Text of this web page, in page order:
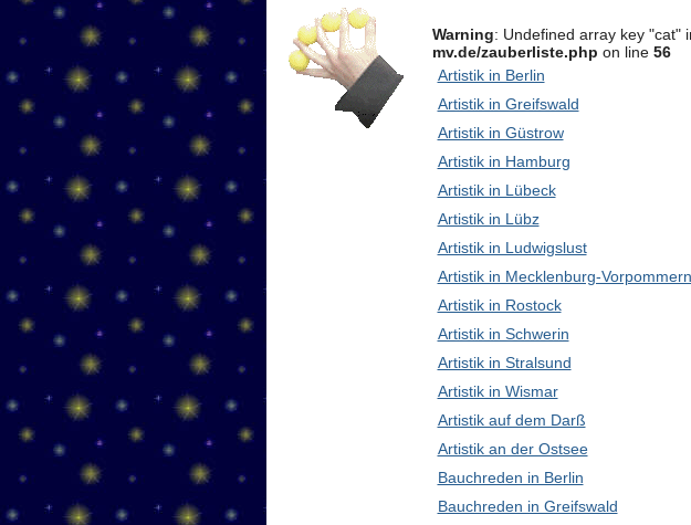
Warning: Undefined array key "cat"
mv.de/zauberliste.php on line 56
Artistik in Berlin
Artistik in Greifswald
Artistik in Güstrow
Artistik in Hamburg
Artistik in Lübeck
Artistik in Lübz
Artistik in Ludwigslust
Artistik in Mecklenburg-
Artistik in Rostock
Artistik in Schwerin
Artistik in Stralsund
Artistik in Wismar
Artistik auf dem Darß
Artistik an der Ostsee
Bauchreden in Berlin
Bauchreden in Greifswald